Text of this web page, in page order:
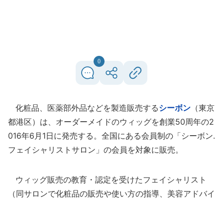
0
化粧品、医薬部外品などを製造販売するシーボン （東京
都港区）は、オーダーメイドのウィッグを創業50周年の2
016年6月1日に発売する。全国にある会員制の「シーボン.
フェイシャリストサロン」の会員を対象に販売。
ウィッグ販売の教育・認定を受けたフェイシャリスト
（同サロンで化粧品の販売や使い方の指導、美容アドバイ